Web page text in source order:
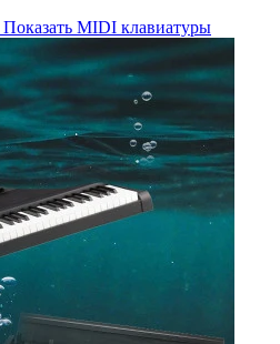
Показать MIDI клавиатуры